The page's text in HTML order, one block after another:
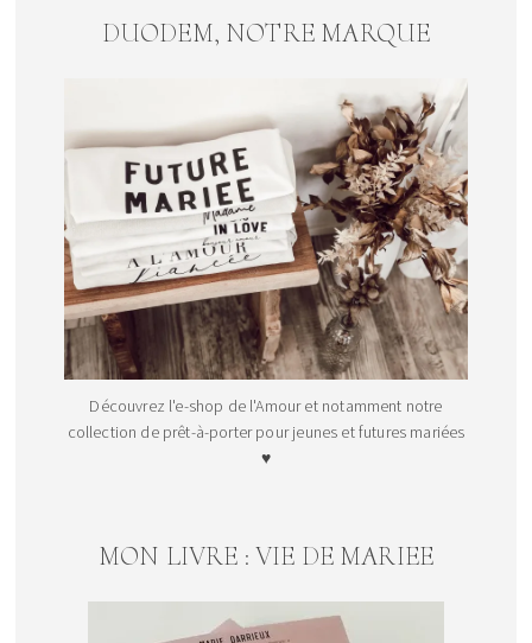
DUODEM, NOTRE MARQUE
Découvrez l'e-shop de l'Amour et notamment notre
collection de prêt-à-porter pour jeunes et futures mariées
♥
MON LIVRE : VIE DE MARIEE